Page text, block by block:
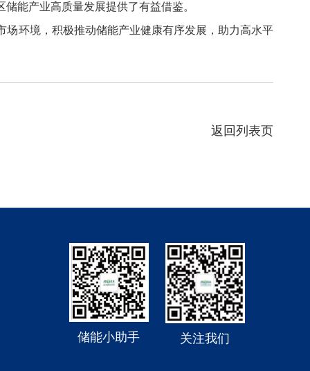
能产业高质量发展提供了有益借鉴。
环境，积极推动储能产业健康有序发展，助力高水平
返回列表页
关注我们
储能小助手